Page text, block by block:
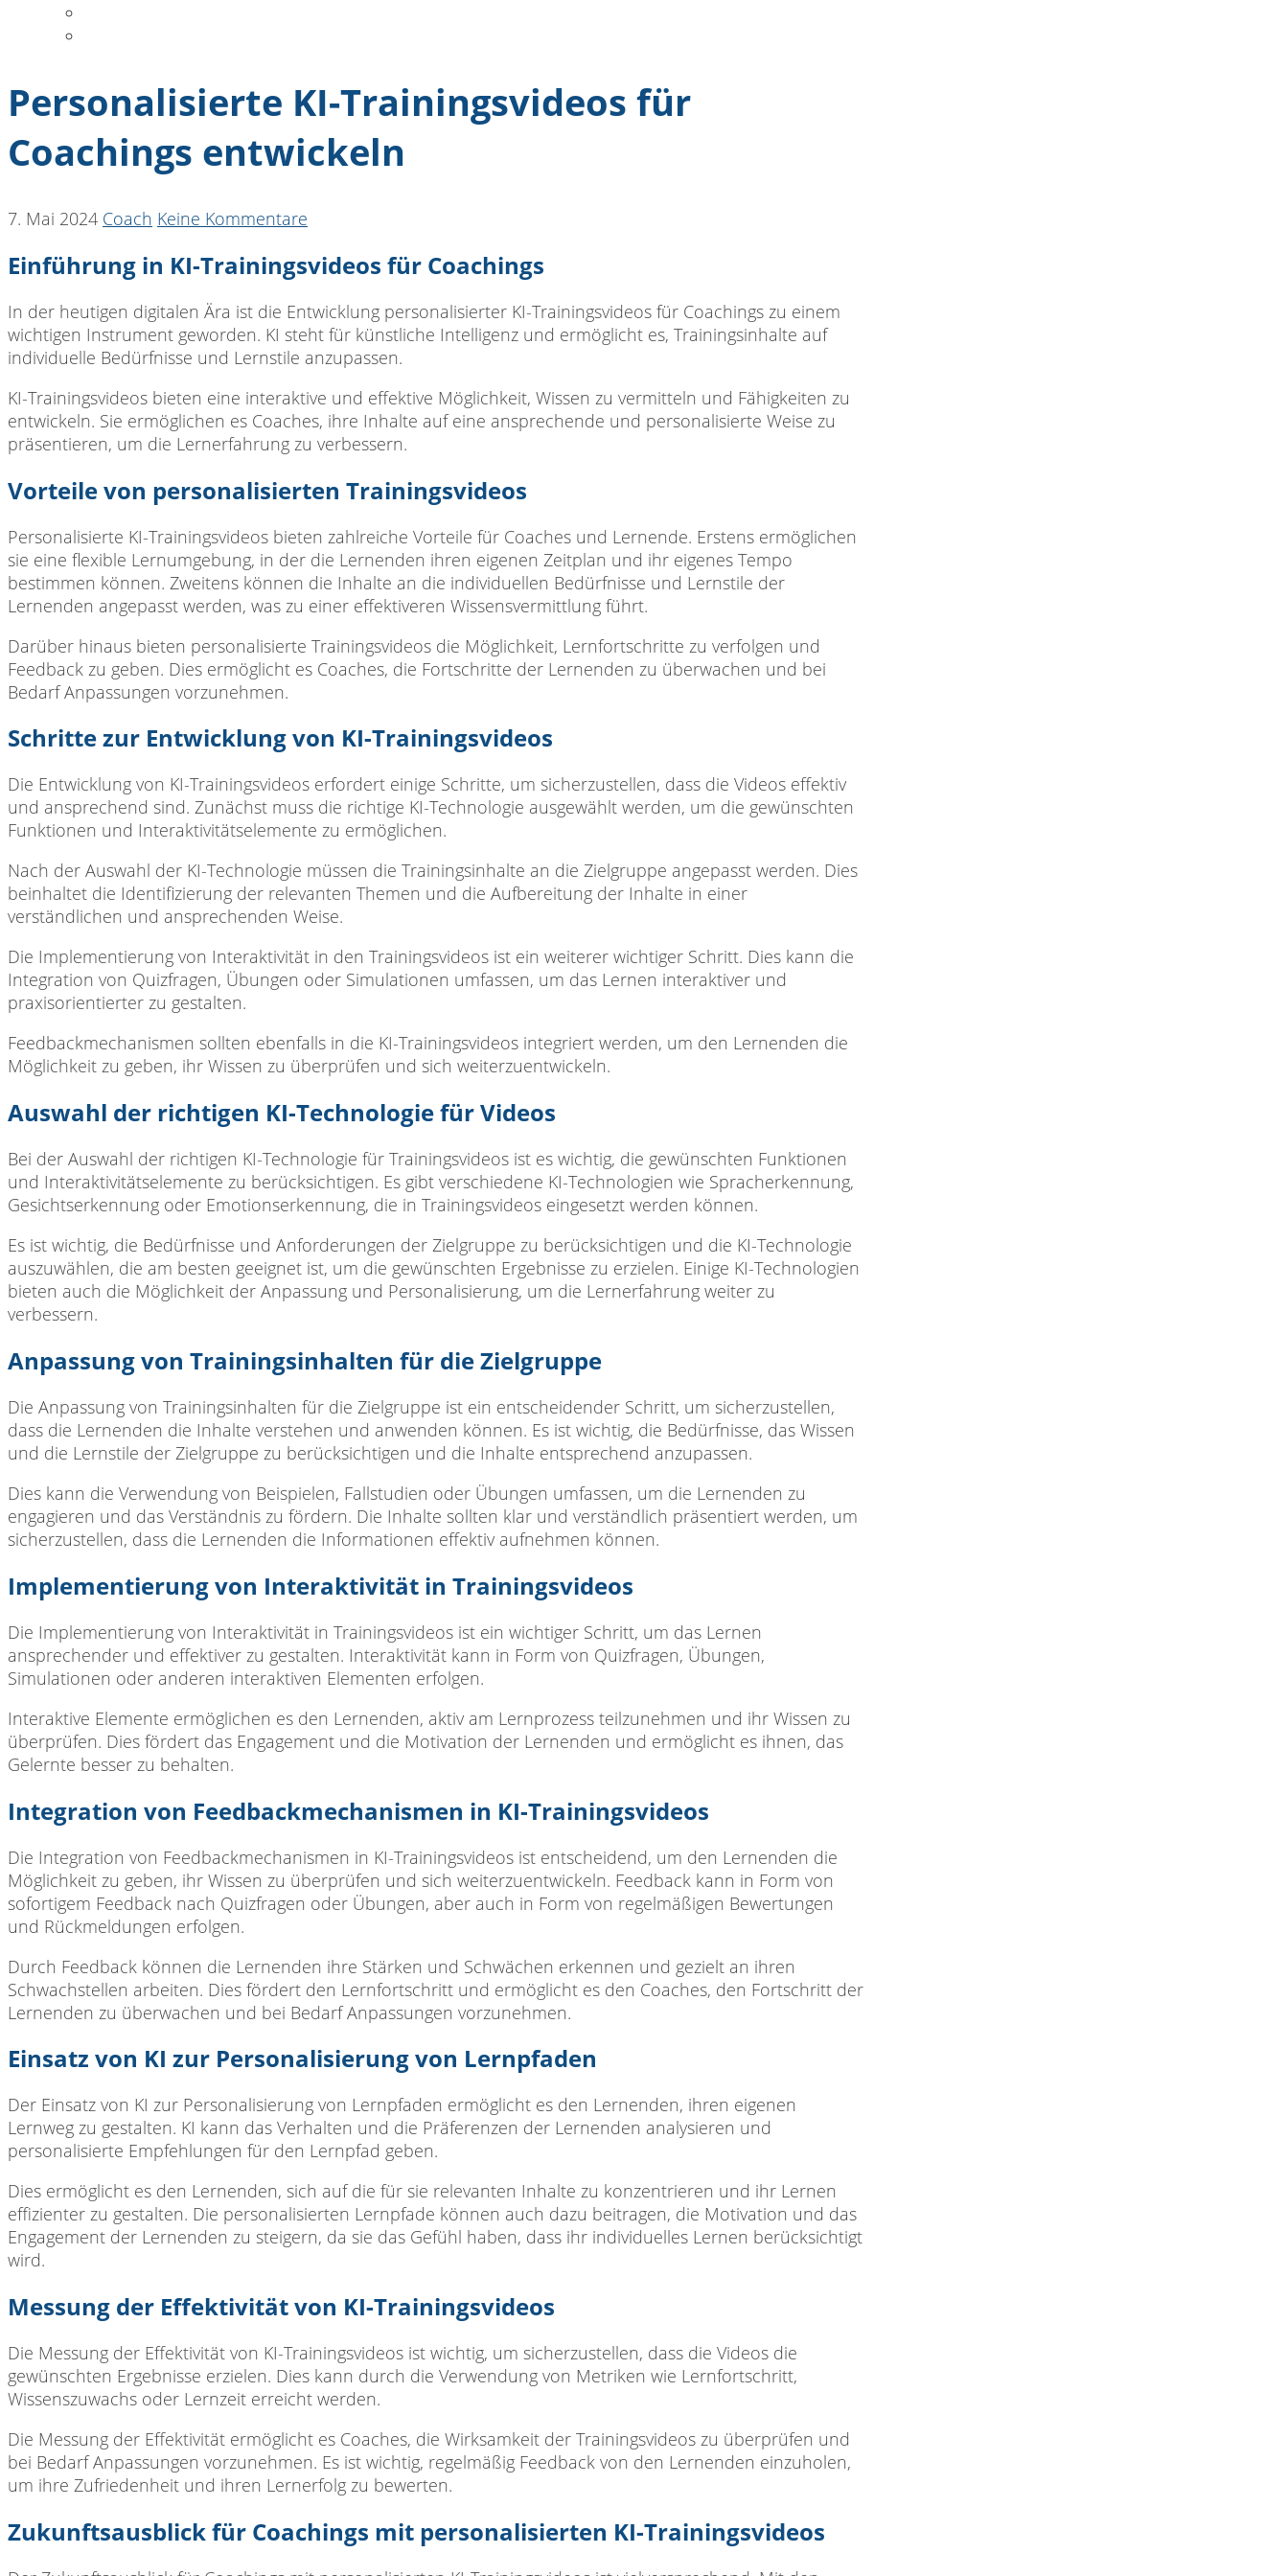
Personalisierte KI-Trainingsvideos für
Coachings entwickeln
7. Mai 2024 Coach Keine Kommentare
Einführung in KI-Trainingsvideos für Coachings
In der heutigen digitalen Ära ist die Entwicklung personalisierter KI-Trainingsvideos für Coachings zu einem
wichtigen Instrument geworden. KI steht für künstliche Intelligenz und ermöglicht es, Trainingsinhalte auf
individuelle Bedürfnisse und Lernstile anzupassen.
KI-Trainingsvideos bieten eine interaktive und effektive Möglichkeit, Wissen zu vermitteln und Fähigkeiten zu
entwickeln. Sie ermöglichen es Coaches, ihre Inhalte auf eine ansprechende und personalisierte Weise zu
präsentieren, um die Lernerfahrung zu verbessern.
Vorteile von personalisierten Trainingsvideos
Personalisierte KI-Trainingsvideos bieten zahlreiche Vorteile für Coaches und Lernende. Erstens ermöglichen
sie eine flexible Lernumgebung, in der die Lernenden ihren eigenen Zeitplan und ihr eigenes Tempo
bestimmen können. Zweitens können die Inhalte an die individuellen Bedürfnisse und Lernstile der
Lernenden angepasst werden, was zu einer effektiveren Wissensvermittlung führt.
Darüber hinaus bieten personalisierte Trainingsvideos die Möglichkeit, Lernfortschritte zu verfolgen und
Feedback zu geben. Dies ermöglicht es Coaches, die Fortschritte der Lernenden zu überwachen und bei
Bedarf Anpassungen vorzunehmen.
Schritte zur Entwicklung von KI-Trainingsvideos
Die Entwicklung von KI-Trainingsvideos erfordert einige Schritte, um sicherzustellen, dass die Videos effektiv
und ansprechend sind. Zunächst muss die richtige KI-Technologie ausgewählt werden, um die gewünschten
Funktionen und Interaktivitätselemente zu ermöglichen.
Nach der Auswahl der KI-Technologie müssen die Trainingsinhalte an die Zielgruppe angepasst werden. Dies
beinhaltet die Identifizierung der relevanten Themen und die Aufbereitung der Inhalte in einer
verständlichen und ansprechenden Weise.
Die Implementierung von Interaktivität in den Trainingsvideos ist ein weiterer wichtiger Schritt. Dies kann die
Integration von Quizfragen, Übungen oder Simulationen umfassen, um das Lernen interaktiver und
praxisorientierter zu gestalten.
Feedbackmechanismen sollten ebenfalls in die KI-Trainingsvideos integriert werden, um den Lernenden die
Möglichkeit zu geben, ihr Wissen zu überprüfen und sich weiterzuentwickeln.
Auswahl der richtigen KI-Technologie für Videos
Bei der Auswahl der richtigen KI-Technologie für Trainingsvideos ist es wichtig, die gewünschten Funktionen
und Interaktivitätselemente zu berücksichtigen. Es gibt verschiedene KI-Technologien wie Spracherkennung,
Gesichtserkennung oder Emotionserkennung, die in Trainingsvideos eingesetzt werden können.
Es ist wichtig, die Bedürfnisse und Anforderungen der Zielgruppe zu berücksichtigen und die KI-Technologie
auszuwählen, die am besten geeignet ist, um die gewünschten Ergebnisse zu erzielen. Einige KI-Technologien
bieten auch die Möglichkeit der Anpassung und Personalisierung, um die Lernerfahrung weiter zu
verbessern.
Anpassung von Trainingsinhalten für die Zielgruppe
Die Anpassung von Trainingsinhalten für die Zielgruppe ist ein entscheidender Schritt, um sicherzustellen,
dass die Lernenden die Inhalte verstehen und anwenden können. Es ist wichtig, die Bedürfnisse, das Wissen
und die Lernstile der Zielgruppe zu berücksichtigen und die Inhalte entsprechend anzupassen.
Dies kann die Verwendung von Beispielen, Fallstudien oder Übungen umfassen, um die Lernenden zu
engagieren und das Verständnis zu fördern. Die Inhalte sollten klar und verständlich präsentiert werden, um
sicherzustellen, dass die Lernenden die Informationen effektiv aufnehmen können.
Implementierung von Interaktivität in Trainingsvideos
Die Implementierung von Interaktivität in Trainingsvideos ist ein wichtiger Schritt, um das Lernen
ansprechender und effektiver zu gestalten. Interaktivität kann in Form von Quizfragen, Übungen,
Simulationen oder anderen interaktiven Elementen erfolgen.
Interaktive Elemente ermöglichen es den Lernenden, aktiv am Lernprozess teilzunehmen und ihr Wissen zu
überprüfen. Dies fördert das Engagement und die Motivation der Lernenden und ermöglicht es ihnen, das
Gelernte besser zu behalten.
Integration von Feedbackmechanismen in KI-Trainingsvideos
Die Integration von Feedbackmechanismen in KI-Trainingsvideos ist entscheidend, um den Lernenden die
Möglichkeit zu geben, ihr Wissen zu überprüfen und sich weiterzuentwickeln. Feedback kann in Form von
sofortigem Feedback nach Quizfragen oder Übungen, aber auch in Form von regelmäßigen Bewertungen
und Rückmeldungen erfolgen.
Durch Feedback können die Lernenden ihre Stärken und Schwächen erkennen und gezielt an ihren
Schwachstellen arbeiten. Dies fördert den Lernfortschritt und ermöglicht es den Coaches, den Fortschritt der
Lernenden zu überwachen und bei Bedarf Anpassungen vorzunehmen.
Einsatz von KI zur Personalisierung von Lernpfaden
Der Einsatz von KI zur Personalisierung von Lernpfaden ermöglicht es den Lernenden, ihren eigenen
Lernweg zu gestalten. KI kann das Verhalten und die Präferenzen der Lernenden analysieren und
personalisierte Empfehlungen für den Lernpfad geben.
Dies ermöglicht es den Lernenden, sich auf die für sie relevanten Inhalte zu konzentrieren und ihr Lernen
effizienter zu gestalten. Die personalisierten Lernpfade können auch dazu beitragen, die Motivation und das
Engagement der Lernenden zu steigern, da sie das Gefühl haben, dass ihr individuelles Lernen berücksichtigt
wird.
Messung der Effektivität von KI-Trainingsvideos
Die Messung der Effektivität von KI-Trainingsvideos ist wichtig, um sicherzustellen, dass die Videos die
gewünschten Ergebnisse erzielen. Dies kann durch die Verwendung von Metriken wie Lernfortschritt,
Wissenszuwachs oder Lernzeit erreicht werden.
Die Messung der Effektivität ermöglicht es Coaches, die Wirksamkeit der Trainingsvideos zu überprüfen und
bei Bedarf Anpassungen vorzunehmen. Es ist wichtig, regelmäßig Feedback von den Lernenden einzuholen,
um ihre Zufriedenheit und ihren Lernerfolg zu bewerten.
Zukunftsausblick für Coachings mit personalisierten KI-Trainingsvideos